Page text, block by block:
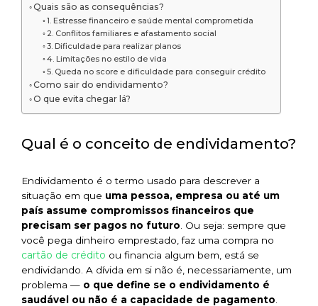
Quais são as consequências?
1. Estresse financeiro e saúde mental comprometida
2. Conflitos familiares e afastamento social
3. Dificuldade para realizar planos
4. Limitações no estilo de vida
5. Queda no score e dificuldade para conseguir crédito
Como sair do endividamento?
O que evita chegar lá?
Qual é o conceito de endividamento?
Endividamento é o termo usado para descrever a
situação em que uma pessoa, empresa ou até um
país assume compromissos financeiros que
precisam ser pagos no futuro . Ou seja: sempre que
você pega dinheiro emprestado, faz uma compra no
cartão de crédito ou financia algum bem, está se
endividando. A dívida em si não é, necessariamente, um
problema — o que define se o endividamento é
saudável ou não é a capacidade de pagamento